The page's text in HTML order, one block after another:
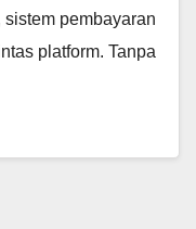
pembayaran
platform. Tanpa